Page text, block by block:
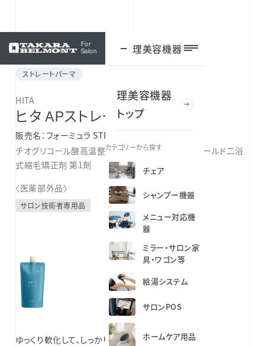
For
Salon
理美容機器
理美容機器
トップ
カテゴリーから探す
チェア
シャンプー機器
メニュー対応機
器
ミラー・サロン家
具・ワゴン等
給湯システム
サロンPOS
ホームケア用品
ログイン
ストレートパーマ
HITA
ヒタ APストレート EXハード 1
販売名 フォーミュラ STEXH 第1剤
チオグリコール酸高温整髪用アイロンを使用するコールド二浴
式縮毛矯正剤 第1剤
〈医薬部外品〉
サロン技術者専用品
ゆっくり軟化して、しっかり・やわらかく伸ばせる